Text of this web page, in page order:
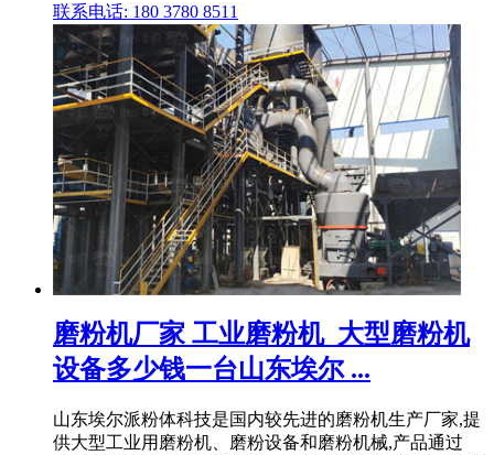
联系电话: 180 3780 8511
磨粉机厂家 工业磨粉机_大型磨粉机
设备多少钱一台山东埃尔 ...
山东埃尔派粉体科技是国内较先进的磨粉机生产厂家,提
供大型工业用磨粉机、磨粉设备和磨粉机械,产品通过